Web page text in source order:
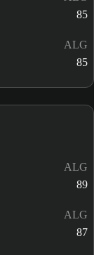
85
ALG
85
ALG
89
ALG
87